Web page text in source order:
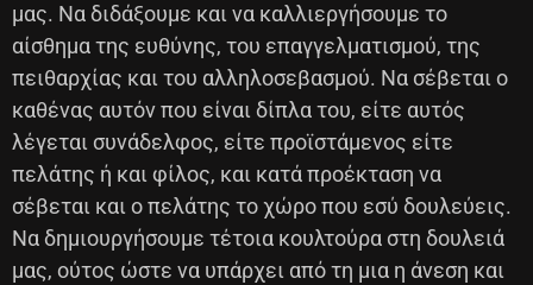
μας. Να διδάξουμε και να καλλιεργήσουμε το
αίσθημα της ευθύνης, του επαγγελματισμού, της
πειθαρχίας και του αλληλοσεβασμού. Να σέβεται ο
καθένας αυτόν που είναι δίπλα του, είτε αυτός
λέγεται συνάδελφος, είτε προϊστάμενος είτε
πελάτης ή και φίλος, και κατά προέκταση να
σέβεται και ο πελάτης το χώρο που εσύ δουλεύεις.
Να δημιουργήσουμε τέτοια κουλτούρα στη δουλειά
μας, ούτος ώστε να υπάρχει από τη μια η άνεση και